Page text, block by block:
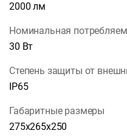
2000 лм
Номинальная
30 Вт
Степень защиты от
IP65
Габаритные размеры
275x265x250